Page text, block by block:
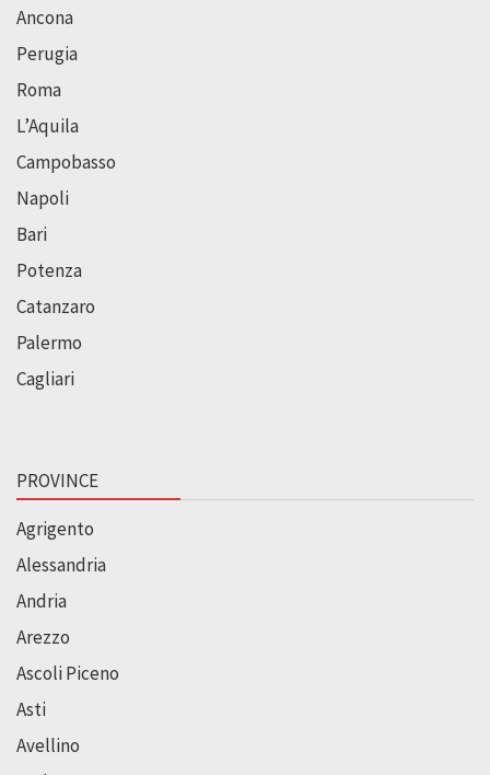
Ancona
Perugia
Roma
L’Aquila
Campobasso
Napoli
Bari
Potenza
Catanzaro
Palermo
Cagliari
PROVINCE
Agrigento
Alessandria
Andria
Arezzo
Ascoli Piceno
Asti
Avellino